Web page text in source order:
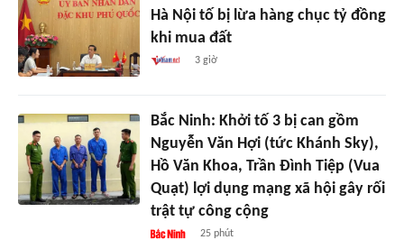
Hà Nội tố bị lừa hàng chục tỷ đồng
khi mua đất
3 giờ
Bắc Ninh: Khởi tố 3 bị can gồm
Nguyễn Văn Hợi (tức Khánh Sky),
Hồ Văn Khoa, Trần Đình Tiệp (Vua
Quạt) lợi dụng mạng xã hội gây rối
trật tự công cộng
25 phút